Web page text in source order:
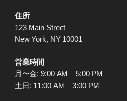
ジ
送
住所
123 Main Street
New York, NY 10001
営業時間
月〜金: 9:00 AM – 5:00 PM
土日: 11:00 AM – 3:00 PM